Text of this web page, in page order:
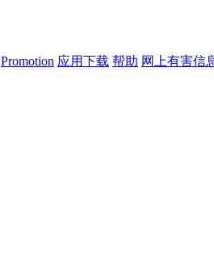
Promotion 应用下载 帮助 网上有害信